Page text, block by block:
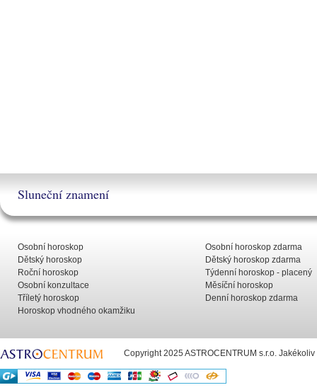
Sluneční znamení
Osobní horoskop
Dětský horoskop
Roční horoskop
Osobní konzultace
Tříletý horoskop
Horoskop vhodného okamžiku
Osobní horoskop zdarma
Dětský horoskop zdarma
Týdenní horoskop - placený
Měsíční horoskop
Denní horoskop zdarma
Copyright 2025 ASTROCENTRUM s.r.o.